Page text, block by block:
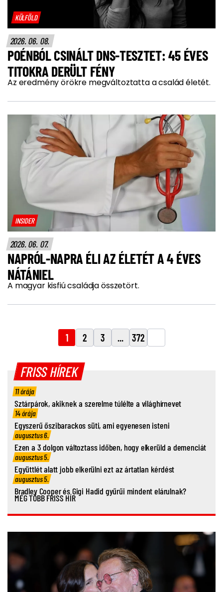
KÜLFÖLD
2026. 06. 08.
POÉNBÓL CSINÁLT DNS-TESZTET: 45 ÉVES
TITOKRA DERÜLT FÉNY
Az eredmény örökre megváltoztatta a család életét.
INSIDER
2026. 06. 07.
NAPRÓL-NAPRA ÉLI AZ ÉLETÉT A 4 ÉVES
NÁTÁNIEL
A magyar kisfiú családja összetört.
1 2 3 ... 372
FRISS HÍREK
11 órája
Sztárpárok, akiknek a szerelme túlélte a világhírnevet
14 órája
Egyszerű őszibarackos süti, ami egyenesen isteni
augusztus 6.
Ezen a 3 dolgon változtass időben, hogy elkerüld a demenciát
augusztus 5.
Együttlét alatt jobb elkerülni ezt az ártatlan kérdést
augusztus 5.
Bradley Cooper és Gigi Hadid gyűrűi mindent elárulnak?
MÉG TÖBB FRISS HÍR